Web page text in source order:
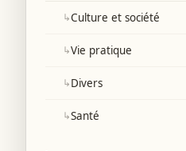
↳Culture et société
↳Vie pratique
↳Divers
↳Santé